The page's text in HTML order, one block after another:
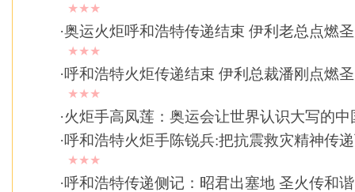
★★★
·奥运火炬呼和浩特传递结束 伊利老总点燃
★★★
·呼和浩特火炬传递结束 伊利总裁潘刚点燃
★★★
·火炬手高凤莲：奥运会让世界认识大写的中
·呼和浩特火炬手陈锐兵:把抗震救灾精神传
★★★
·呼和浩特传递侧记：昭君出塞地 圣火传和谐